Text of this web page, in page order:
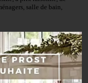
salle de bain,